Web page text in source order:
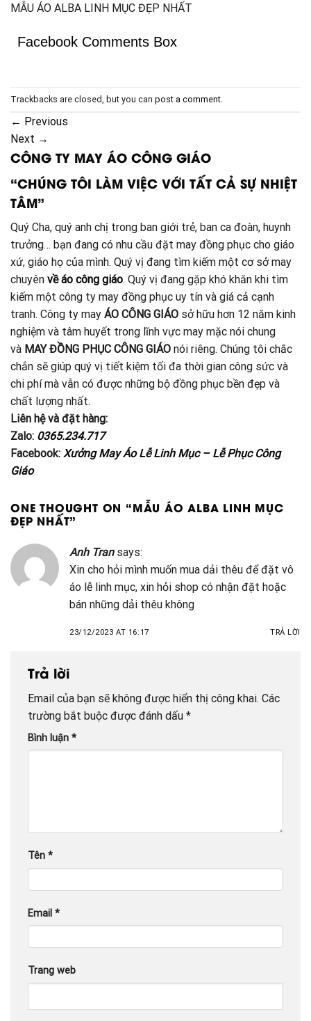
MẪU ÁO ALBA LINH MỤC ĐẸP NHẤT
Facebook Comments Box
Trackbacks are closed, but you can post a comment
← Previous
Next →
CÔNG TY MAY ÁO CÔNG GIÁO
“CHÚNG TÔI LÀM VIỆC VỚI TẤT CẢ SỰ NHIỆT
TÂM”
Quý Cha, quý anh chị trong ban giới trẻ, ban ca đoàn, huynh
trưởng… bạn đang có nhu cầu đặt may đồng phục cho giáo
xứ, giáo họ của mình. Quý vị đang tìm kiếm một cơ sở may
chuyên về áo công giáo. Quý vị đang gặp khó khăn khi tìm
kiếm một công ty may đồng phục uy tín và giá cả cạnh
tranh. Công ty may ÁO CÔNG GIÁO sở hữu hơn 12 năm kinh
nghiệm và tâm huyết trong lĩnh vực may mặc nói chung
và MAY ĐỒNG PHỤC CÔNG GIÁO nói riêng. Chúng tôi chắc
chắn sẽ giúp quý vị tiết kiệm tối đa thời gian công sức và
chi phí mà vẫn có được những bộ đồng phục bền đẹp và
chất lượng nhất.
Liên hệ và đặt hàng:
Zalo: 0365.234.717
Facebook: Xưởng May Áo Lễ Linh Mục – Lễ Phục Công
Giáo
ONE THOUGHT ON “MẪU ÁO ALBA LINH MỤC
ĐẸP NHẤT”
Anh Tran says:
Xin cho hỏi mình muốn mua dải thêu để đặt vô
áo lễ linh mục, xin hỏi shop có nhận đặt hoặc
bán những dải thêu không
23/12/2023 AT 16:17 TRẢ LỜI
Trả lời
Email của bạn sẽ không được hiển thị công khai. Các
trường bắt buộc được đánh dấu *
Bình luận *
Tên *
Email *
Trang web